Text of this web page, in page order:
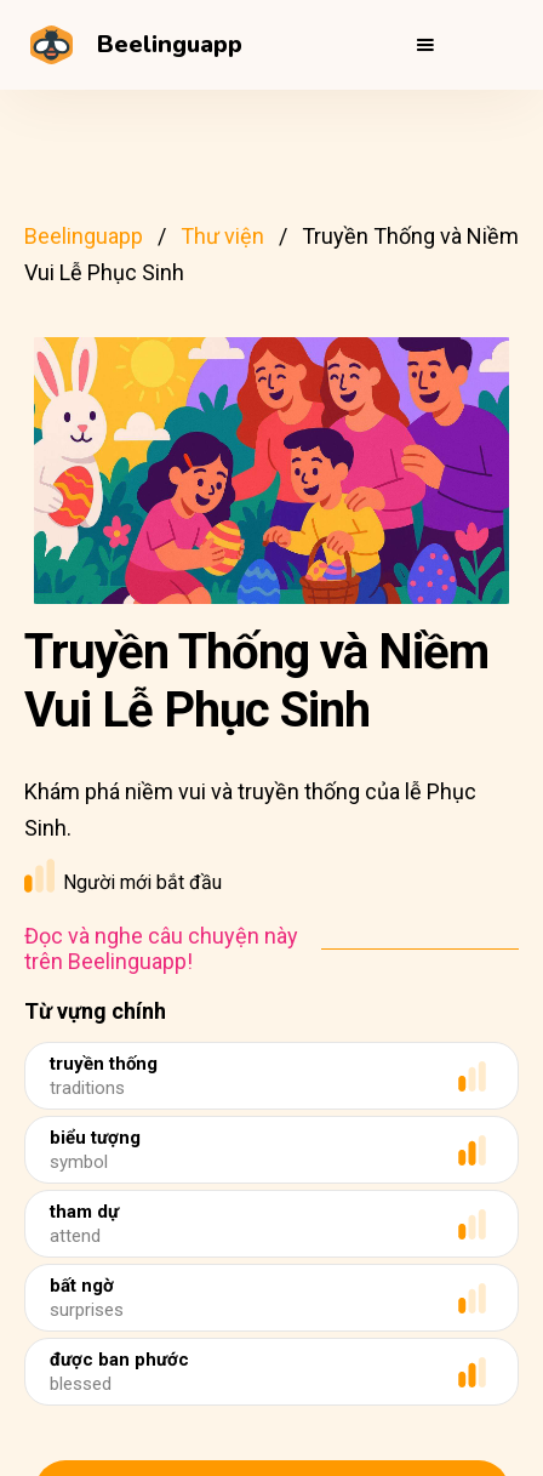
Beelinguapp
Beelinguapp Thư viện
Truyền Thống và Niềm
Vui Lễ Phục Sinh
Từ vựng chính
truyền thống
traditions
biểu tượng
symbol
tham dự
attend
bất ngờ
surprises
được ban phước
blessed
Truyền Thống và Niềm
Vui Lễ Phục Sinh
Khám phá niềm vui và truyền thống của lễ Phục
Sinh.
Người mới bắt đầu
Đọc và nghe câu chuyện này
trên Beelinguapp!